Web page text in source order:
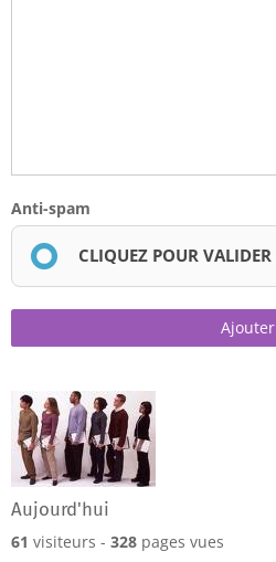
Anti-spam
CLIQUEZ POUR VALIDER
Ajouter
Aujourd'hui
61 visiteurs - 328 pages vues